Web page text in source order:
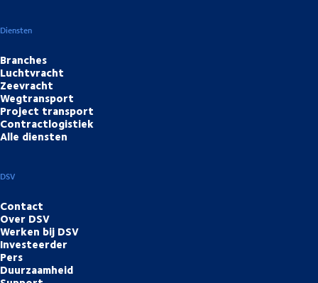
Diensten
Branches
Luchtvracht
Zeevracht
Wegtransport
Project transport
Contractlogistiek
Alle diensten
DSV
Contact
Over DSV
Werken bij DSV
Investeerder
Pers
Duurzaamheid